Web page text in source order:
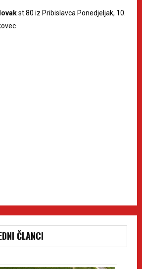
st.80 iz Pribislavca Ponedjeljak, 10.
ČLANCI